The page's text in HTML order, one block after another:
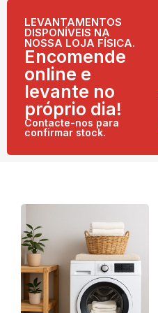
LEVANTAMENTOS
DISPONÍVEIS NA
NOSSA LOJA FÍSICA.
Encomende
online e
levante no
próprio dia!
Contacte-nos para
confirmar stock.